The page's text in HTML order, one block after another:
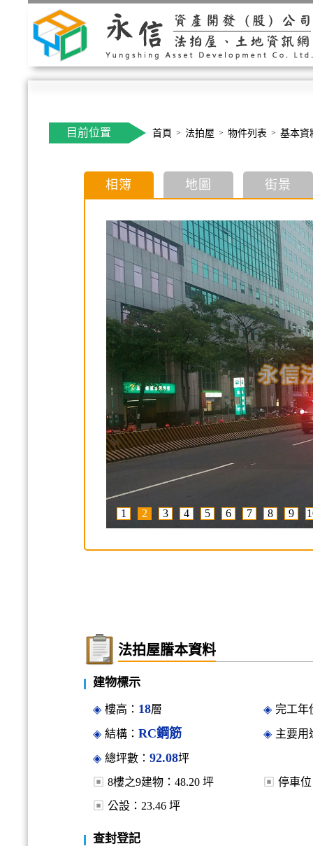
目前位置 首頁 法拍屋 物件列表 基本資
相簿 地圖 街景
1 2 3 4 5 6 7 8 9
法拍屋謄本資料
建物標示
樓高： 18層 完工年
結構： RC鋼筋 主要用
總坪數： 92.08坪
8樓之9建物： 48.20 坪
停車
公設： 23.46 坪
查封登記